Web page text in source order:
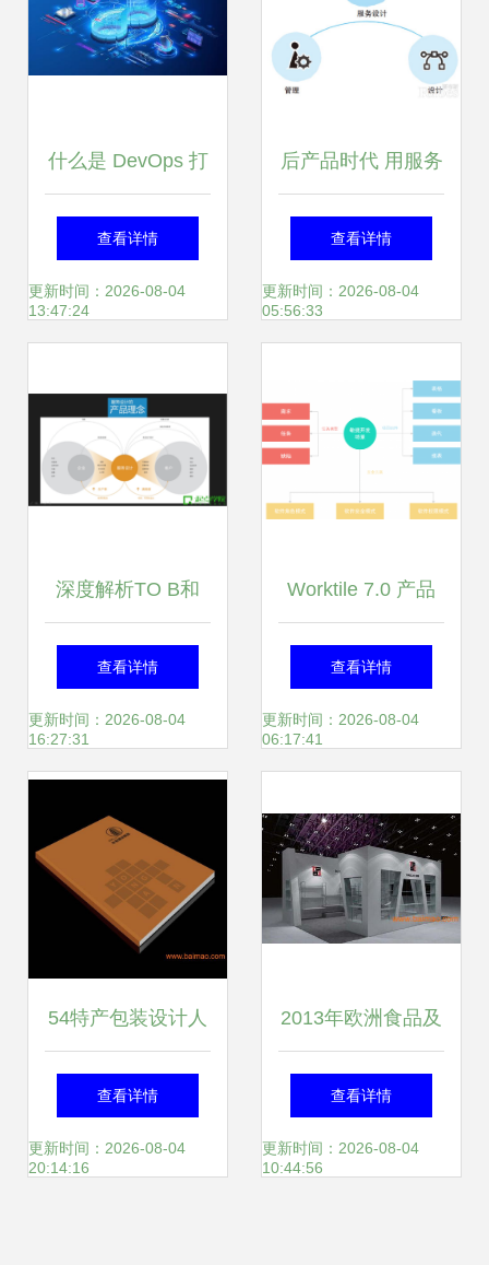
什么是 DevOps 打
破壁垒，驱动高效
软件开发的关键
查看详情
更新时间：2026-08-04
13:47:24
后产品时代 用服务
设计打开商业新思
维
查看详情
更新时间：2026-08-04
05:56:33
深度解析TO B和
TO C产品经理的差
异——基于2016产
品经理大会北京站
查看详情
更新时间：2026-08-04
16:27:31
Worktile 7.0 产品
设计背后的思考 重
塑团队协作的软件
查看详情
更新时间：2026-08-04
06:17:41
54特产包装设计人
性化解读 遂宁包装
设计公司的匠心与
查看详情
更新时间：2026-08-04
20:14:16
2013年欧洲食品及
天然配料展
（FIE）展台设计
查看详情
更新时间：2026-08-04
10:44:56